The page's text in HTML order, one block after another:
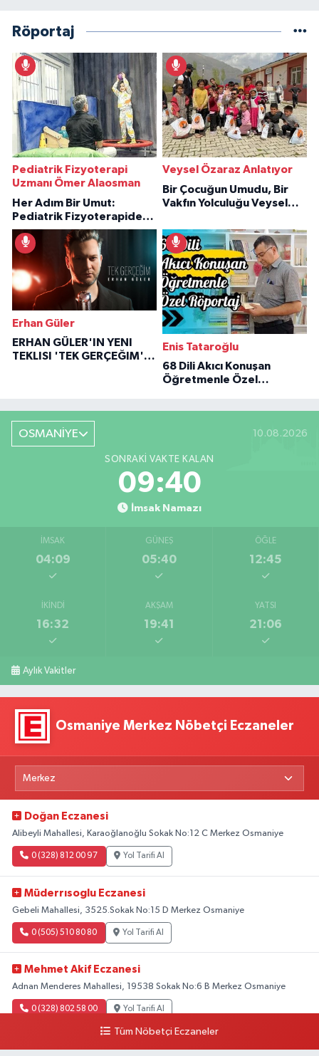
Röportaj
Pediatrik Fizyoterapi
Uzmanı Ömer Alaosman
Her Adım Bir Umut:
Pediatrik Fizyoterapiden
İlham Veren Hikâyeler
Veysel Özaraz Anlatıyor
Bir Çocuğun Umudu, Bir
Vakfın Yolculuğu Veysel
Erhan Güler
ERHAN GÜLER'IN YENI
TEKLISI 'TEK GERÇEĞIM'LE
Enis Tataroğlu
68 Dili Akıcı Konuşan
Öğretmenle Özel
OSMANİYE 10.08.2026
SONRAKI VAKTE KALAN
09:39
İmsak Namazı
İMSAK
04:09
GÜNEŞ
05:40
ÖĞLE
12:45
İKINDI
16:32
AKŞAM
19:41
YATSI
21:06
Aylık Vakitler
Osmaniye Merkez Nöbetçi Eczaneler
Doğan Eczanesi
Alibeyli Mahallesi, Karaoğlanoğlu Sokak No:12 C Merkez Osmaniye
0 (328) 812 00 97 Yol Tarifi Al
Müderrısoglu Eczanesi
Gebeli Mahallesi, 3525.Sokak No:15 D Merkez Osmaniye
0 (505) 510 80 80 Yol Tarifi Al
Mehmet Akif Eczanesi
Adnan Menderes Mahallesi, 19538 Sokak No:6 B Merkez Osmaniye
0 (328) 802 58 00 Yol Tarifi Al
Tüm Nöbetçi Eczaneler